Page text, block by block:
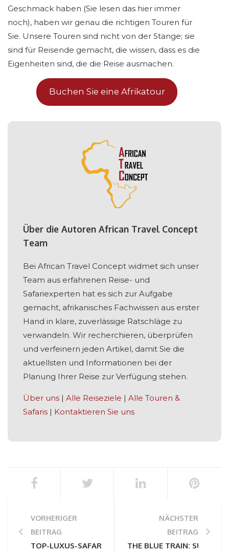
Geschmack haben (Sie lesen das hier immer
noch), haben wir genau die richtigen Touren für
Sie. Unsere Touren sind nicht von der Stange; sie
sind für Reisende gemacht, die wissen, dass es die
Eigenheiten sind, die die Reise ausmachen.
Buchen Sie eine Afrikatour
Über die Autoren African Travel Concept
Team
Bei African Travel Concept widmet sich unser
Team aus erfahrenen Reise- und
Safariexperten hat es sich zur Aufgabe
gemacht, afrikanisches Fachwissen aus erster
Hand in klare, zuverlässige Ratschläge zu
verwandeln. Wir recherchieren, überprüfen
und verfeinern jeden Artikel, damit Sie die
aktuellsten und Informationen bei der
Planung Ihrer Reise zur Verfügung stehen.
Über uns | Alle Reiseziele | Alle Touren &
Safaris | Kontaktieren Sie uns
VORHERIGER
BEITRAG
TOP-LUXUS-SAFARI-LODGES IN SÜDAFRIKA FÜR 2025
NÄCHSTER
BEITRAG
THE BLUE TRAIN: